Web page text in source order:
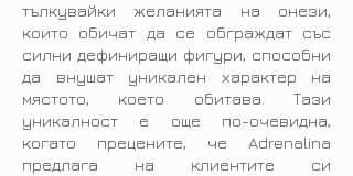
тълкувайки желанията на онези,
които обичат да се обграждат със
силни дефиниращи фигури, способни
да внушат уникален характер на
мястото, което обитава. Тази
уникалност е още по-очевидна,
когато прецените, че Adrenalina
предлага на клиентите си